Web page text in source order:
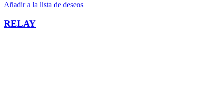
Añadir a la lista de deseos
RELAY